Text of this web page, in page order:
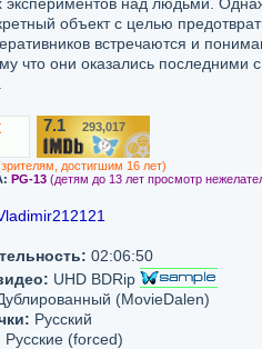
объект с целью
встречаются и
что они оказались последними
7.1 293,017
достигшим 16 лет)
PG-13 (детям до 13 лет просмотр
02:06:50
UHD BDRip
(MovieDalen)
Русский
Русские (forced)